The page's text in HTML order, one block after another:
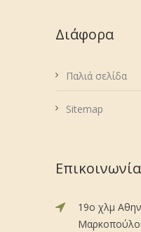
Διάφορα
Παλιά σελίδα
Sitemap
Επικοινωνία
19ο χλμ